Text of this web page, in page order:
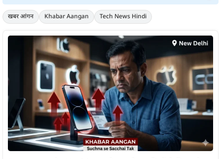
खबर आंगन Khabar Aangan Tech News Hindi